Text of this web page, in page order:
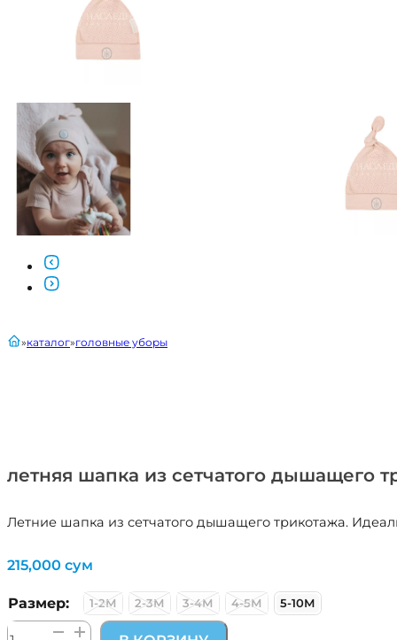
летняя шапка из сетчатого дышащего
Летние шапка из сетчатого дышащего трикотажа.
главнаякаталог головные уборы
215,000 сум
Размер: 1-2М 2-3М 3-4М 4-5М 5-10М
Количество